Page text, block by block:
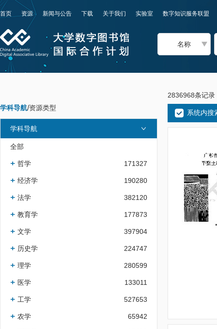
首页 资源 新闻与公告 下载 关于我们 实验室 数字知识服务联盟
名称
学科导航/资源类型
学科导航
全部
哲学 171327
经济学 190280
法学 382120
教育学 177873
文学 397904
历史学 224747
理学 280599
医学 133011
工学 527653
农学 65942
2836968条记录
系统内搜